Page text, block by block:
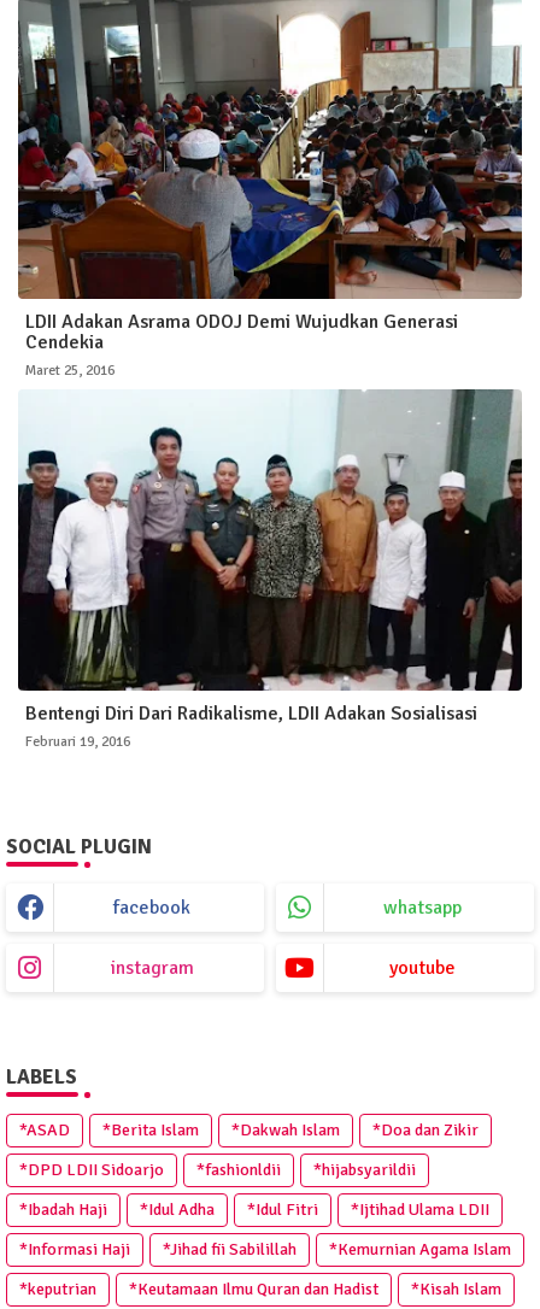
LDII Adakan Asrama ODOJ Demi Wujudkan Generasi
Cendekia
Maret 25, 2016
Bentengi Diri Dari Radikalisme, LDII Adakan Sosialisasi
Februari 19, 2016
SOCIAL PLUGIN
facebook whatsapp
instagram youtube
LABELS
*ASAD *Berita Islam *Dakwah Islam
*Doa dan Zikir
*DPD LDII Sidoarjo
*fashionldii
*hijabsyarildii
*Ibadah Haji
*Idul Adha *Idul Fitri
*Ijtihad Ulama LDII
*Informasi Haji
*Jihad fii Sabilillah
*Kemurnian Agama Islam
*keputrian
*Keutamaan Ilmu Quran dan Hadist *Kisah Islam